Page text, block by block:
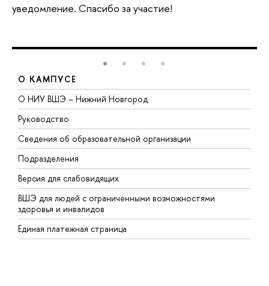
уведомление. Спасибо за участие!
О КАМПУСЕ
О НИУ ВШЭ – Нижний Новгород
Руководство
Сведения об образовательной организации
Подразделения
Версия для слабовидящих
ВШЭ для людей с ограниченными возможностями
здоровья и инвалидов
Единая платежная страница